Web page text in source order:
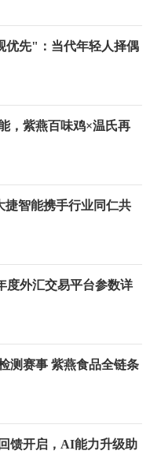
先"：当代年轻人择偶
，紫燕百味鸡×温氏再
捷智能携手行业同仁共
度外汇交易平台参数详
测赛事 紫燕食品全链条
馈开启，AI能力升级助